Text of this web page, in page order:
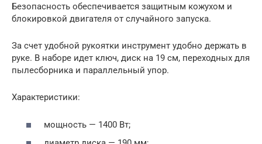
Безопасность обеспечивается защитным кожухом и
блокировкой двигателя от случайного запуска.
За счет удобной рукоятки инструмент удобно держать в
руке. В наборе идет ключ, диск на 19 см, переходных для
пылесборника и параллельный упор.
Характеристики:
мощность — 1400 Вт;